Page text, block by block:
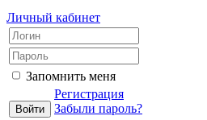
Личный кабинет
Запомнить меня
Регистрация
Забыли пароль?